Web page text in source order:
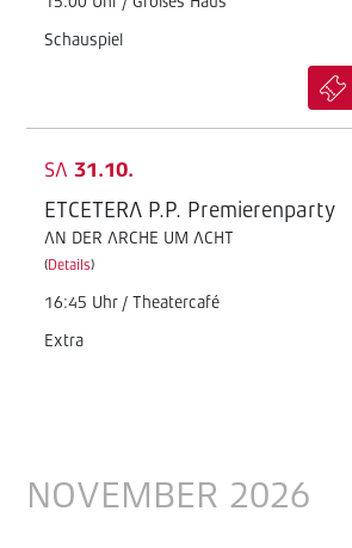
Schauspiel
SA 31.10.
ETCETERA P.P. Premierenparty
AN DER ARCHE UM ACHT
(Details)
16:45 Uhr / Theatercafé
Extra
NOVEMBER 2026